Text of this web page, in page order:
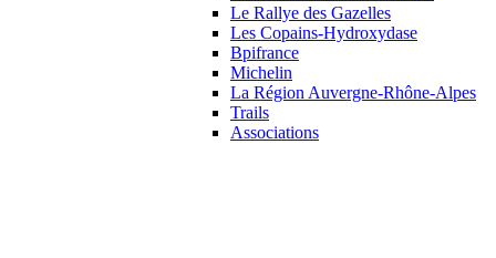
Le Rallye des Gazelles
Les Copains-Hydroxydase
Bpifrance
Michelin
La Région Auvergne-Rhône-Alpes
Trails
Associations